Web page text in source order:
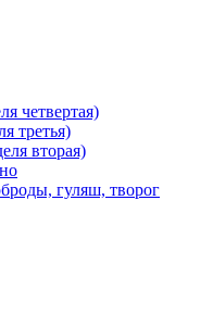
четвертая)
третья)
вторая)
гуляш, творог